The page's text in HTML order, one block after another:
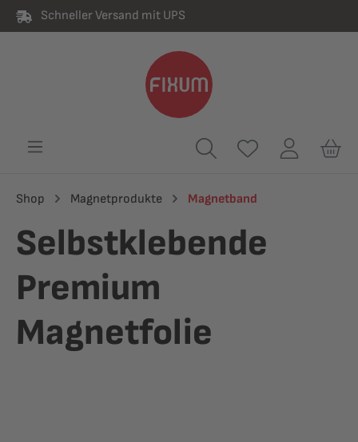
springen
Schneller Versand mit UPS
Shop Magnetprodukte Magnetband
Selbstklebende
Premium
Magnetfolie